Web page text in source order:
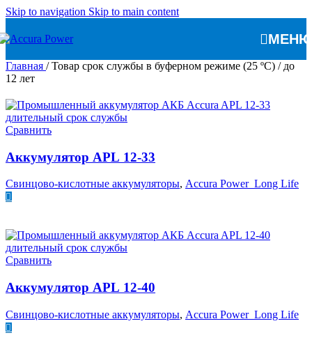
Skip to navigation Skip to main content
Главная / Товар срок службы в буферном режиме (25 ºC) / до
12 лет
Сравнить
Аккумулятор APL 12-33
Свинцово-кислотные аккумуляторы, Accura Power Long Life
Сравнить
Аккумулятор APL 12-40
Свинцово-кислотные аккумуляторы, Accura Power Long Life